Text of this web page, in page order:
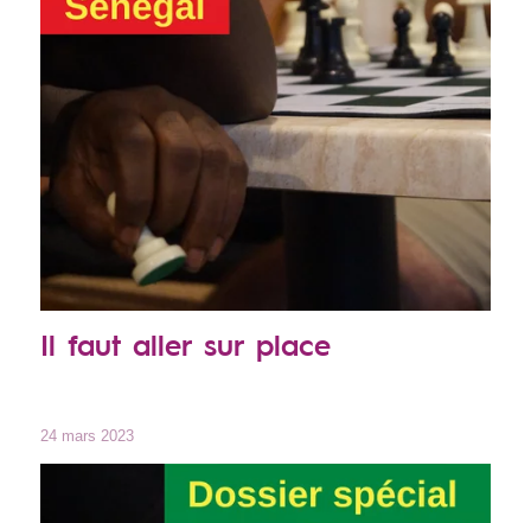
Il faut aller sur place
24 mars 2023